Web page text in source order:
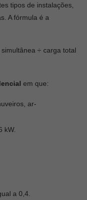
tipos de instalações,
A fórmula é a
÷ carga total
em que:
ar-
kW.
a 0,4.